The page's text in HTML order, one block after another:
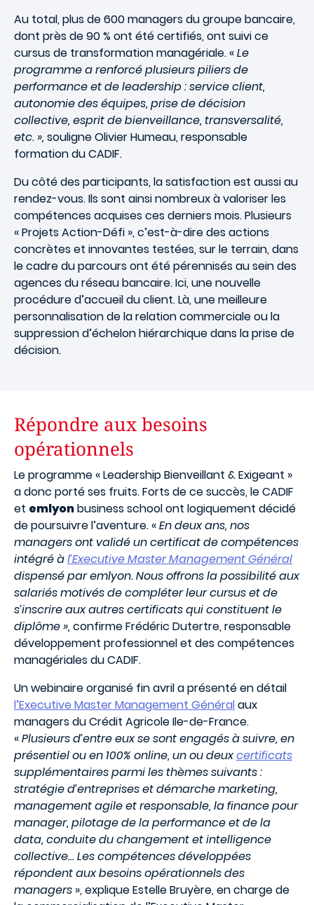
Au total, plus de 600 managers du groupe bancaire,
dont près de 90 % ont été certifiés, ont suivi ce
cursus de transformation managériale. «Le
programme a renforcé plusieurs piliers de
performance et de leadership : service client,
autonomie des équipes, prise de décision
collective, esprit de bienveillance, transversalité,
etc. », souligne Olivier Humeau, responsable
formation du CADIF.
Du côté des participants, la satisfaction est aussi au
rendez-vous. Ils sont ainsi nombreux à valoriser les
compétences acquises ces derniers mois. Plusieurs
« Projets Action-Défi », c’est-à-dire des actions
concrètes et innovantes testées, sur le terrain, dans
le cadre du parcours ont été pérennisés au sein des
agences du réseau bancaire. Ici, une nouvelle
procédure d’accueil du client. Là, une meilleure
personnalisation de la relation commerciale ou la
suppression d’échelon hiérarchique dans la prise de
décision.
Répondre aux besoins
opérationnels
Le programme « Leadership Bienveillant & Exigeant »
a donc porté ses fruits. Forts de ce succès, le CADIF
et emlyonbusiness school ont logiquement décidé
de poursuivre l’aventure. «En deux ans, nos
managers ont validé un certificat de compétences
intégré àl’Executive Master Management Général
dispensé par emlyon. Nous offrons la possibilité aux
salariés motivés de compléter leur cursus et de
s’inscrire aux autres certificats qui constituent le
diplôme », confirme Frédéric Dutertre, responsable
développement professionnel et des compétences
managériales du CADIF.
Un webinaire organisé fin avril a présenté en détail
l’Executive Master Management Généralaux
managers du Crédit Agricole Ile-de-France.
«Plusieurs d’entre eux se sont engagés à suivre, en
présentiel ou en 100% online, un ou deuxcertificats
supplémentaires parmi les thèmes suivants :
stratégie d’entreprises et démarche marketing,
management agile et responsable, la finance pour
manager, pilotage de la performance et de la
data, conduite du changement et intelligence
collective… Les compétences développées
répondent aux besoins opérationnels des
managers », explique Estelle Bruyère, en charge de